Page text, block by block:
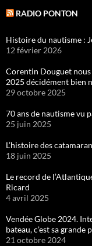
RADIO PONTON
Histoire du nautisme :
12 février 2026
Corentin Douguet
2025 décidément bien
29 octobre 2025
70 ans de nautisme vu
25 juin 2025
L’histoire des
18 juin 2025
Le record de
Ricard
4 avril 2025
Vendée Globe 2024.
bateau, c’est sa grande
21 octobre 2024